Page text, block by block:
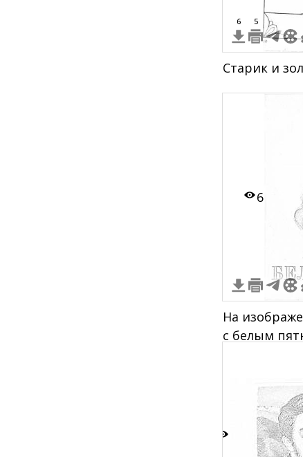
6 5
Старик и
6
На
с белым
цвета с